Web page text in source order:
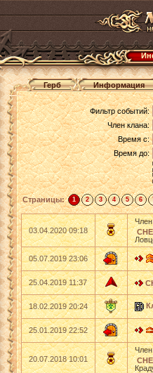
Герб Информация
Фильтр событий:
Член клана:
Время с:
Время до:
Страницы: 1 2 3 4 5 6
03.04.2020 09:18
05.07.2019 23:06
25.04.2019 11:37
18.02.2019 20:24
25.01.2019 22:52
20.07.2018 10:01